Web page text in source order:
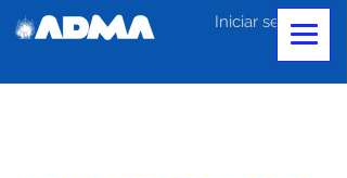
Iniciar sesión